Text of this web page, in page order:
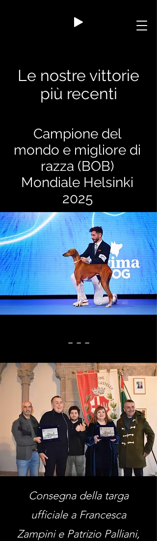
Le nostre vittorie
più recenti
Campione del
mondo e migliore di
razza (BOB)
Mondiale Helsinki
2025
Consegna della targa
ufficiale a Francesca
Zampini e Patrizio Palliani,